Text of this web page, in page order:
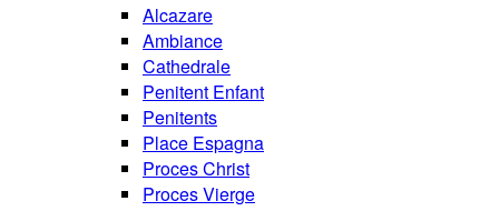
Alcazare
Ambiance
Cathedrale
Penitent Enfant
Penitents
Place Espagna
Proces Christ
Proces Vierge